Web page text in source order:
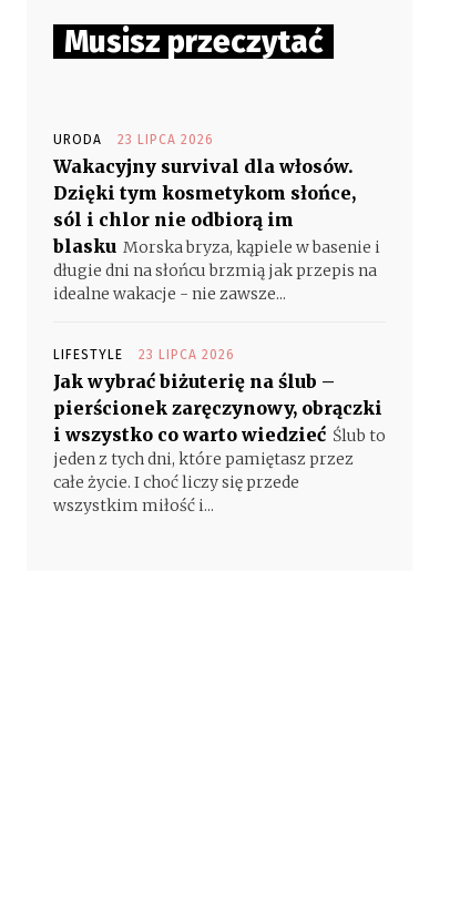
Musisz przeczytać
URODA 23 LIPCA 2026
Wakacyjny survival dla włosów.
Dzięki tym kosmetykom słońce,
sól i chlor nie odbiorą im
blasku Morska bryza, kąpiele w basenie i
długie dni na słońcu brzmią jak przepis na
idealne wakacje - nie zawsze...
LIFESTYLE 23 LIPCA 2026
Jak wybrać biżuterię na ślub –
pierścionek zaręczynowy, obrączki
i wszystko co warto wiedzieć Ślub to
jeden z tych dni, które pamiętasz przez
całe życie. I choć liczy się przede
wszystkim miłość i...